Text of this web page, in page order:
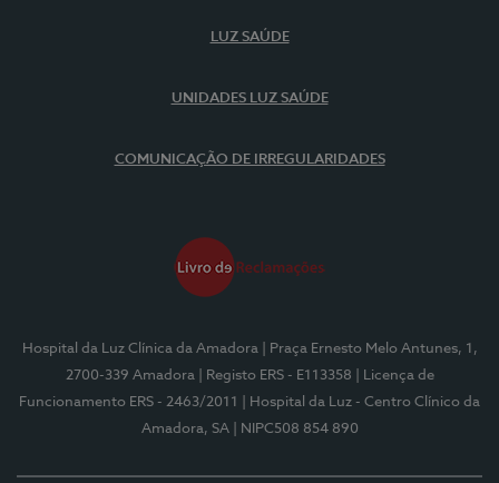
LUZ SAÚDE
UNIDADES LUZ SAÚDE
COMUNICAÇÃO DE IRREGULARIDADES
Hospital da Luz Clínica da Amadora
| Praça Ernesto Melo Antunes, 1,
2700-339 Amadora
| Registo ERS - E113358
| Licença de
Funcionamento ERS - 2463/2011
| Hospital da Luz - Centro Clínico da
Amadora, SA
| NIPC508 854 890